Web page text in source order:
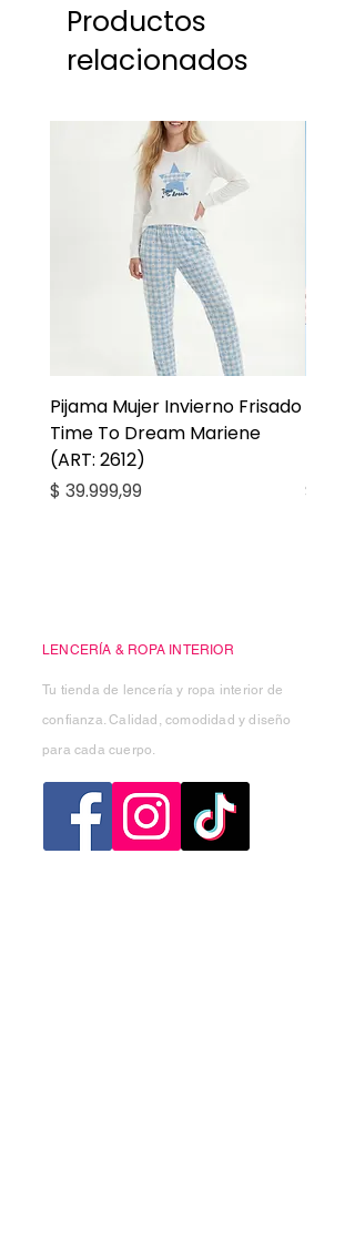
Productos
relacionados
Pijama Mujer Invierno Frisado
Time To Dream Mariene
(ART: 2612)
Precio
$ 39.999,99
Precio
$
LENCERÍA & ROPA INTERIOR
Tu tienda de lencería y ropa interior de
confianza. Calidad, comodidad y diseño
para cada cuerpo.